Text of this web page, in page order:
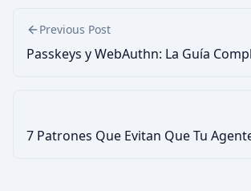
Previous Post
Passkeys y WebAuthn: La Guía
7 Patrones Que Evitan Que Tu